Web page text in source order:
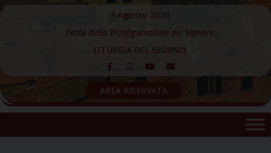
7 Agosto 2026
Festa della Trasfigurazione del Signore
LITURGIA DEL GIORNO
AREA RISERVATA